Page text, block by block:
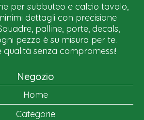
per subbuteo e calcio tavolo,
dettagli con precisione
palline, porte, decals,
pezzo è su misura per te.
qualità senza compromessi!
Negozio
Home
Categorie